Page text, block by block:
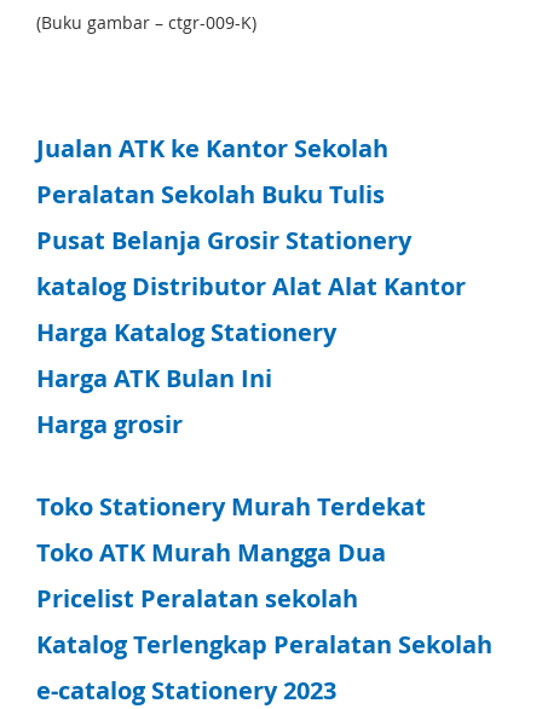
(Buku gambar – ctgr-009-K)
Jualan ATK ke Kantor Sekolah
Peralatan Sekolah Buku Tulis
Pusat Belanja Grosir Stationery
katalog Distributor Alat Alat Kantor
Harga Katalog Stationery
Harga ATK Bulan Ini
Harga grosir
Toko Stationery Murah Terdekat
Toko ATK Murah Mangga Dua
Pricelist Peralatan sekolah
Katalog Terlengkap Peralatan Sekolah
e-catalog Stationery 2023